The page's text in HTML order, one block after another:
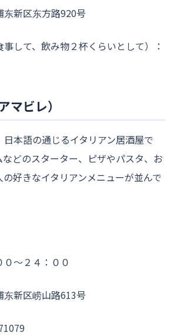
新区东方路920号
して、飲み物２杯くらいとして）：
ビレ）
本語の通じるイタリアン居酒屋で
どのスターター、ピザやパスタ、お
好きなイタリアンメニューが並んで
０〜２４：００
新区崂山路613号